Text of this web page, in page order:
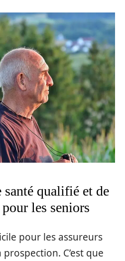
santé qualifié et de
les seniors
pour les assureurs
C’est que